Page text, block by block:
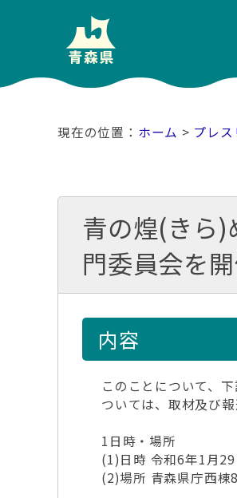
ホーム > プレス
青の煌(きら
門委員会を
内容
このことについて、
ついては、取材及び
1日時・場所
(1)日時 令和6年1月
(2)場所 青森県庁西棟